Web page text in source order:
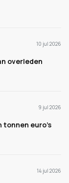
10 jul 2026
overleden
9 jul 2026
tonnen euro's
14 jul 2026